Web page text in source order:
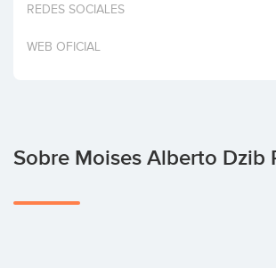
Invertir
REDES SOCIALES
WEB OFICIAL
Sobre Moises Alberto Dzib